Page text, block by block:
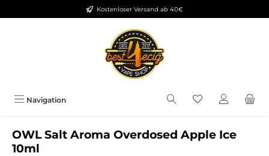
Zum Hauptinhalt springenKostenloser Versand ab 40€
Navigation Du hast 0
OWL Salt Aroma Overdosed Apple Ice
10ml